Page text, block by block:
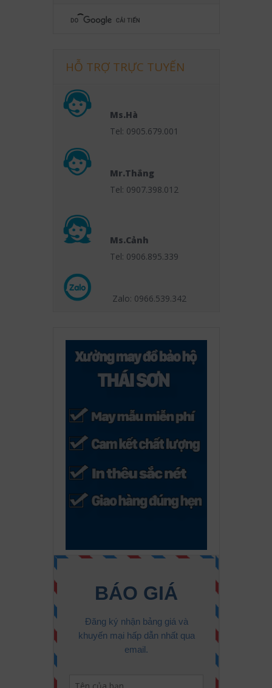
HỖ TRỢ TRỰC TUYẾN
Ms.Hà
Tel: 0905.679.001
Mr.Thắng
Tel: 0907.398.012
Ms.Cảnh
Tel: 0906.895.339
Zalo: 0966.539.342